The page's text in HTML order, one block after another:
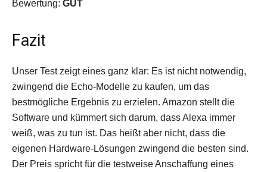
Bewertung: GUT
Fazit
Unser Test zeigt eines ganz klar: Es ist nicht notwendig,
zwingend die Echo-Modelle zu kaufen, um das
bestmögliche Ergebnis zu erzielen. Amazon stellt die
Software und kümmert sich darum, dass Alexa immer
weiß, was zu tun ist. Das heißt aber nicht, dass die
eigenen Hardware-Lösungen zwingend die besten sind.
Der Preis spricht für die testweise Anschaffung eines